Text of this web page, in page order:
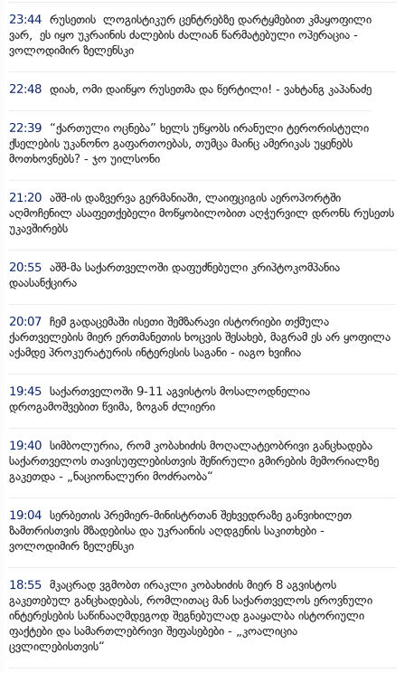
23:44 რუსეთის ლოგისტიკურ ცენტრებზე დარტყმებით კმაყოფილი
ვარ, ეს იყო უკრაინის ძალების ძალიან წარმატებული ოპერაცია -
ვოლოდიმირ ზელენსკი
22:48 დიახ, ომი დაიწყო რუსეთმა და წერტილი! - ვახტანგ კაპანაძე
22:39
“ქართული ოცნება” ხელს უწყობს ირანული ტერორისტული
ქსელების უკანონო გაფართოებას, თუმცა მაინც ამერიკას უყენებს
მოთხოვნებს? - ჯო უილსონი
21:20 აშშ-ის დაზვერვა გერმანიაში, ლაიფციგის აეროპორტში
აღმოჩენილ ასაფეთქებელი მოწყობილობით აღჭურვილ დრონს რუსეთს
უკავშირებს
20:55 აშშ-მა საქართველოში დაფუძნებული კრიპტოკომპანია
დაასანქცირა
20:07 ჩემ გადაცემაში ისეთი შემზარავი ისტორიები თქმულა
ქართველების მიერ ერთმანეთის ხოცვის შესახებ, მაგრამ ეს არ ყოფილა
აქამდე პროკურატურის ინტერესის საგანი - იაგო ხვიჩია
19:45 საქართველოში 9-11 აგვისტოს მოსალოდნელია
დროგამოშვებით წვიმა, ზოგან ძლიერი
19:40 სიმბოლურია, რომ კობახიძის მოღალატეობრივი განცხადება
საქართველოს თავისუფლებისთვის შეწირული გმირების მემორიალზე
გაკეთდა - „ნაციონალური მოძრაობა“
19:04 სერბეთის პრემიერ-მინისტრთან შეხვედრაზე განვიხილეთ
ზამთრისთვის მზადებისა და უკრაინის აღდგენის საკითხები -
ვოლოდიმირ ზელენსკი
18:55 მკაცრად ვგმობთ ირაკლი კობახიძის მიერ 8 აგვისტოს
გაკეთებულ განცხადებას, რომლითაც მან საქართველოს ეროვნული
ინტერესების საწინააღმდეგოდ შეგნებულად გააყალბა ისტორიული
ფაქტები და სამართლებრივი შეფასებები - „კოალიცია
ცვლილებისთვის“